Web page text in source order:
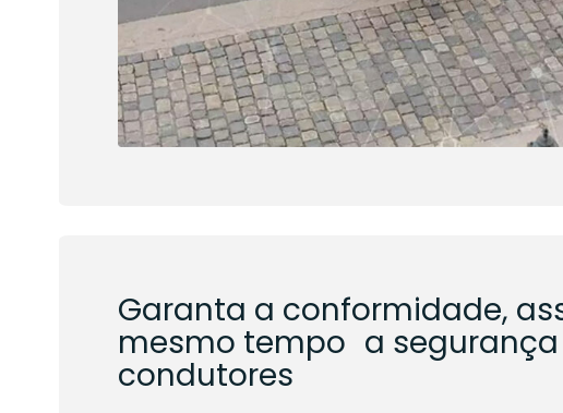
Garanta a conformidade,
mesmo tempo a
condutores